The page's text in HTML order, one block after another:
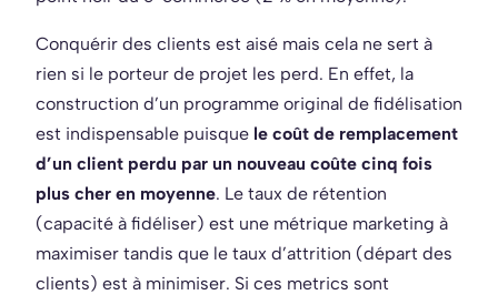
Conquérir des clients est aisé mais cela ne sert à
rien si le porteur de projet les perd. En effet, la
construction d’un programme original de fidélisation
est indispensable puisque le coût de remplacement
d’un client perdu par un nouveau coûte cinq fois
plus cher en moyenne. Le taux de rétention
(capacité à fidéliser) est une métrique marketing à
maximiser tandis que le taux d’attrition (départ des
clients) est à minimiser. Si ces metrics sont